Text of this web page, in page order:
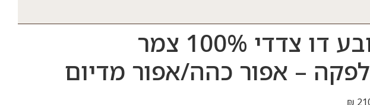
כובע דו צדדי 100% צמר
– אפור כהה/אפור מדיום
₪